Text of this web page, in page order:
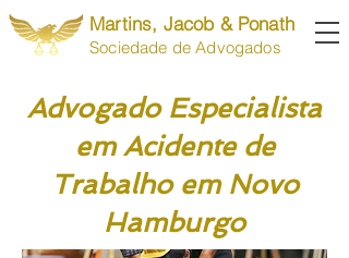
Martins, Jacob & Ponath
Sociedade de Advogados
Advogado Especialista
em Acidente de
Trabalho em Novo
Hamburgo